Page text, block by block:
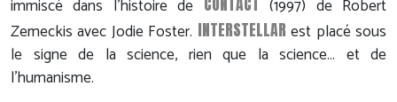
immiscé dans l'histoire de
(1997) de Robert
Zemeckis avec Jodie Foster. INTERSTELLAR est placé sous
le signe de la science, rien que la science… et de
l'humanisme.